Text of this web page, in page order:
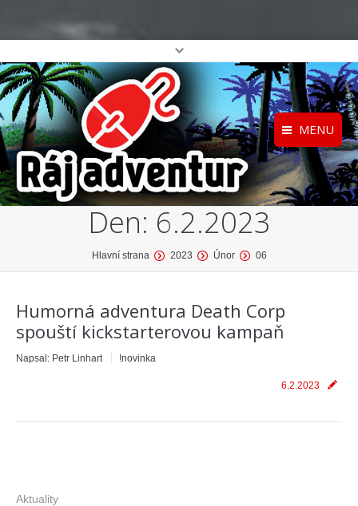
MENU
Registrace
Přihlášení
Home
O projektu
Katalog her
Den: 6.2.2023
Hlavní strana 2023 Únor 06
Humorná adventura Death Corp
spouští kickstarterovou kampaň
Napsal: Petr Linhart !novinka
6.2.2023
Aktuality